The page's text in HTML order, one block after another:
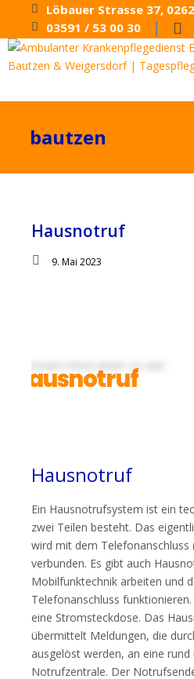
Löbauer Strasse 37,
03591 / 53 00 30
|
bautzen
Hausnotruf
9. Mai 2023
Hausnotruf
Hausnotruf
Ein Hausnotrufsystem ist ein
zwei Teilen besteht. Das
wird mit dem
verbunden. Es gibt auch
Mobilfunktechnik arbeiten und
Telefonanschluss
eine Stromsteckdose. Das
übermittelt Meldungen, die
ausgelöst werden, an eine
Notrufzentrale. Der